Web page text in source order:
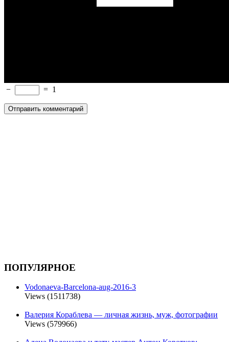
− = 1
ПОПУЛЯРНОЕ
Vodonaeva-Barcelona-aug-2016-3
Views (1511738)
Валерия Кораблева — личная жизнь, муж, фотографии
Views (579966)